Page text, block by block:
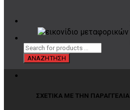
ΣΧΕΤΙΚΑ ΜΕ ΤΗΝ ΠΑΡΑΓΓΕΛΙΑ